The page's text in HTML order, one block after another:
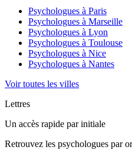
Psychologues à Paris
Psychologues à Marseille
Psychologues à Lyon
Psychologues à Toulouse
Psychologues à Nice
Psychologues à Nantes
Voir toutes les villes
Lettres
Un accès rapide par initiale
Retrouvez les psychologues par